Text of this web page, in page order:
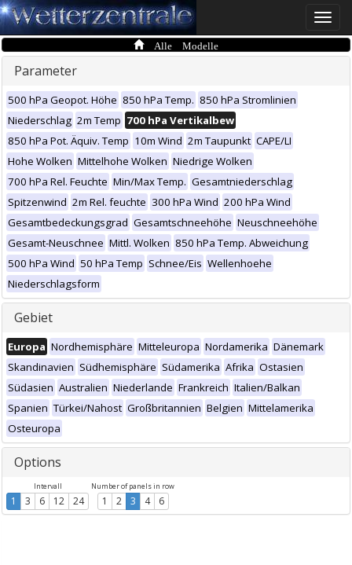
Toggle
Alle Modelle
Parameter
500 hPa Geopot. Höhe 850 hPa Temp. 850 hPa Stromlinien
Niederschlag 2m Temp 700 hPa Vertikalbew
850 hPa Pot. Äquiv. Temp 10m Wind 2m Taupunkt CAPE/LI
Hohe Wolken Mittelhohe Wolken Niedrige Wolken
700 hPa Rel. Feuchte Min/Max Temp. Gesamtniederschlag
Spitzenwind 2m Rel. feuchte 300 hPa Wind 200 hPa Wind
Gesamtbedeckungsgrad Gesamtschneehöhe Neuschneehöhe
Gesamt-Neuschnee Mittl. Wolken 850 hPa Temp. Abweichung
500 hPa Wind 50 hPa Temp Schnee/Eis Wellenhoehe
Niederschlagsform
Gebiet
Europa Nordhemisphäre Mitteleuropa Nordamerika Dänemark
Skandinavien Südhemisphäre Südamerika Afrika Ostasien
Südasien Australien Niederlande Frankreich Italien/Balkan
Spanien Türkei/Nahost Großbritannien Belgien Mittelamerika
Osteuropa
Options
Intervall
1 3 6 12 24
Number of panels in row
1 2 3 4 6